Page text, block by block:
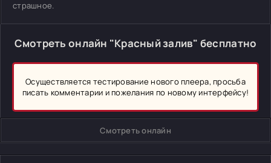
страшное.
Смотреть онлайн "Красный залив" бесплатно
Осуществляется тестирование нового плеера, просьба
писать комментарии и пожелания по новому интерфейсу!
Смотреть онлайн